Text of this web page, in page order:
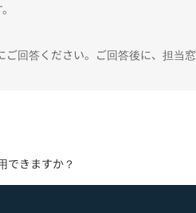
回答ください。ご回答後に、担当窓
できますか？